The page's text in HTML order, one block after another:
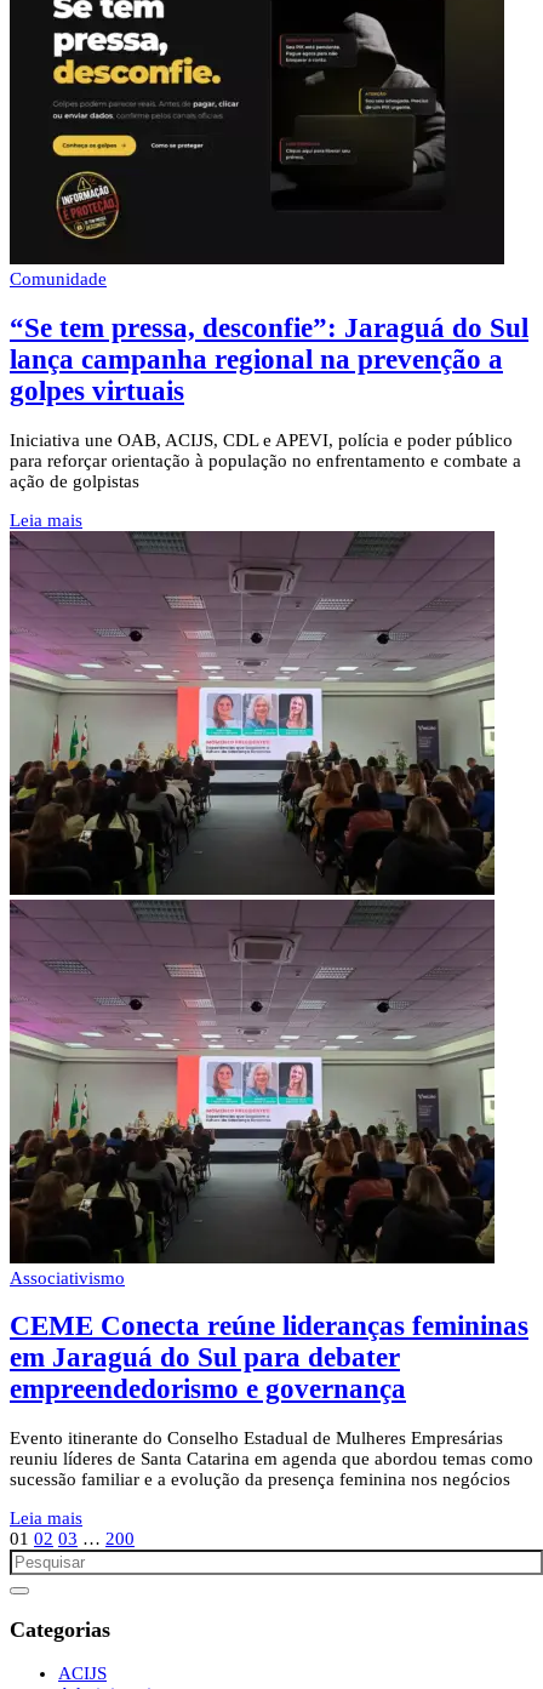
Comunidade
“Se tem pressa, desconfie”: Jaraguá do Sul
lança campanha regional na prevenção a
golpes virtuais
Iniciativa une OAB, ACIJS, CDL e APEVI, polícia e poder público
para reforçar orientação à população no enfrentamento e combate a
ação de golpistas
Leia mais
Associativismo
CEME Conecta reúne lideranças femininas
em Jaraguá do Sul para debater
empreendedorismo e governança
Evento itinerante do Conselho Estadual de Mulheres Empresárias
reuniu líderes de Santa Catarina em agenda que abordou temas como
sucessão familiar e a evolução da presença feminina nos negócios
Leia mais
01 02 03 … 200
Categorias
ACIJS